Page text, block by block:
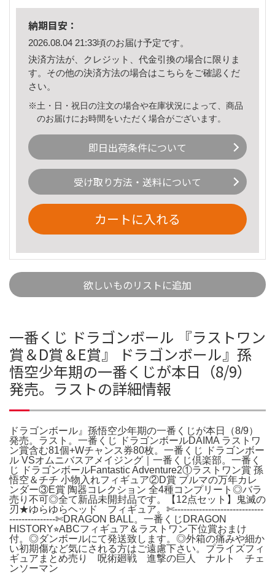
納期目安：
2026.08.04 21:33頃のお届け予定です。
決済方法が、クレジット、代金引換の場合に限りま
す。その他の決済方法の場合はこちら をご確認くだ
さい。
※土・日・祝日の注文の場合や在庫状況によって、商品
のお届けにお時間をいただく場合がございます。
即日出荷条件について
受け取り方法・送料について
カートに入れる
欲しいものリストに追加
一番くじ ドラゴンボール 『ラストワン
賞＆D賞＆E賞』 ドラゴンボール』孫
悟空少年期の一番くじが本日（8/9）
発売。ラストの詳細情報
ドラゴンボール』孫悟空少年期の一番くじが本日（8/9）
発売。ラスト。一番くじ ドラゴンボールDAIMA ラストワ
ン賞含む81個+Wチャンス券80枚。一番くじ ドラゴンボー
ル VSオムニバスアメイジング｜一番くじ倶楽部。一番く
じ ドラゴンボールFantastic Adventure2①ラストワン賞 孫
悟空＆チチ 小物入れフィギュア②D賞 ブルマの万年カレ
ンダー③E賞 陶器コレクション 全4種コンプリート◎バラ
売り不可◎全て新品未開封品です。【12点セット】鬼滅の
刃★ゆらゆらヘッド フィギュア。✄-------------------‐---------
--------‐------✄‬DRAGON BALL。一番くじDRAGON
HISTORY⭐︎ABCフィギュア＆ラストワン下位賞おまけ
付。◎ダンボールにて発送致します。◎外箱の痛みや細か
い初期傷など気にされる方はご遠慮下さい。プライズフィ
ギュアまとめ売り 呪術廻戦 進撃の巨人 ナルト チェ
ンソーマン